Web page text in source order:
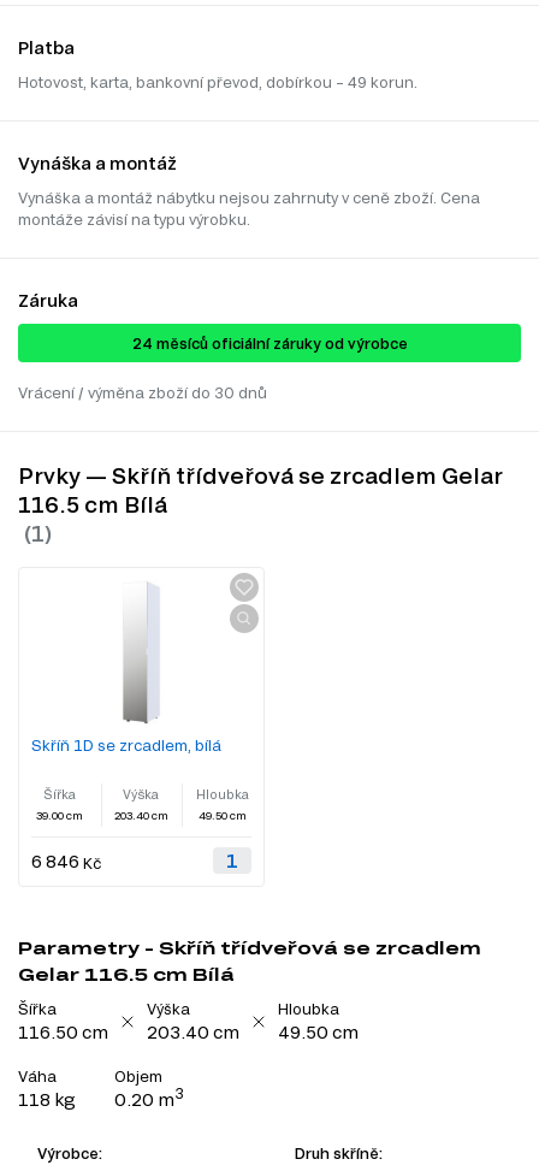
Platba
Hotovost, karta, bankovní převod, dobírkou – 49 korun.
Vynáška a montáž
Vynáška a montáž nábytku nejsou zahrnuty v ceně zboží. Cena
montáže závisí na typu výrobku.
Záruka
24 ​​​​měsíců oficiální záruky od výrobce
Vrácení / výměna zboží do 30 dnů
Prvky — Skříň třídveřová se zrcadlem Gelar
116.5 cm Bílá
Skříň 1D se zrcadlem, bílá
Šířka
39.00 cm
Výška
203.40 cm
Hloubka
49.50 cm
6 846 Kč
Parametry - Skříň třídveřová se zrcadlem
Gelar 116.5 cm Bílá
Šířka
116.50 cm
Výška
203.40 cm
Hloubka
49.50 cm
Váha
118 kg
Objem
0.20 m3
Výrobce: Druh skříně: